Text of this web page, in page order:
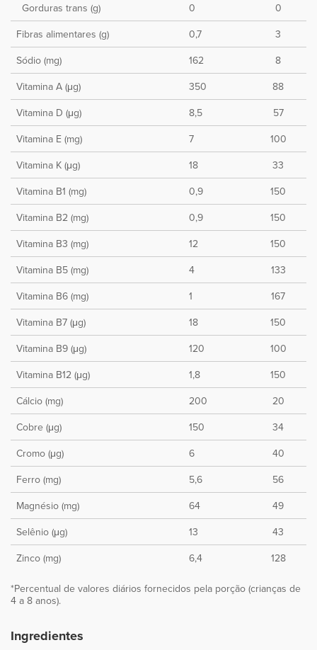
Gorduras trans (g)
0
0
Fibras alimentares (g)
0,7
3
Sódio (mg)
162
8
Vitamina A (μg)
350
88
Vitamina D (μg)
8,5
57
Vitamina E (mg)
7
100
Vitamina K (μg)
18
33
Vitamina B1 (mg)
0,9
150
Vitamina B2 (mg)
0,9
150
Vitamina B3 (mg)
12
150
Vitamina B5 (mg)
4
133
Vitamina B6 (mg)
1
167
Vitamina B7 (μg)
18
150
Vitamina B9 (μg)
120
100
Vitamina B12 (μg)
1,8
150
Cálcio (mg)
200
20
Cobre (μg)
150
34
Cromo (μg)
6
40
Ferro (mg)
5,6
56
Magnésio (mg)
64
49
Selênio (μg)
13
43
Zinco (mg)
6,4 128
*Percentual de valores diários fornecidos pela porção (crianças de
4 a 8 anos).
Ingredientes